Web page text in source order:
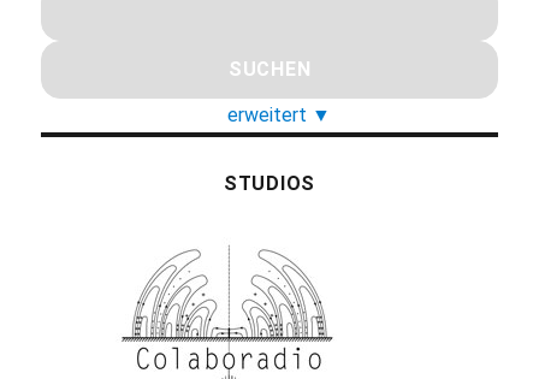
erweitert ▼
STUDIOS